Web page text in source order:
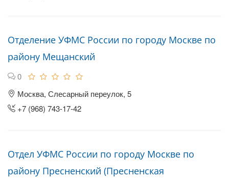
Отделение УФМС России по городу Москве по
району Мещанский
0
Москва, Слесарный переулок, 5
+7 (968) 743-17-42
Отдел УФМС России по городу Москве по
району Пресненский (Пресненская